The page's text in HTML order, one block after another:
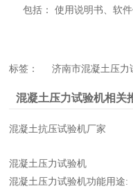
包括： 使用说明书、软件
标签： 济南市混凝土压力
混凝土压力试验机相关
混凝土抗压试验机厂家
混凝土压力试验机
混凝土压力试验机功能用途: